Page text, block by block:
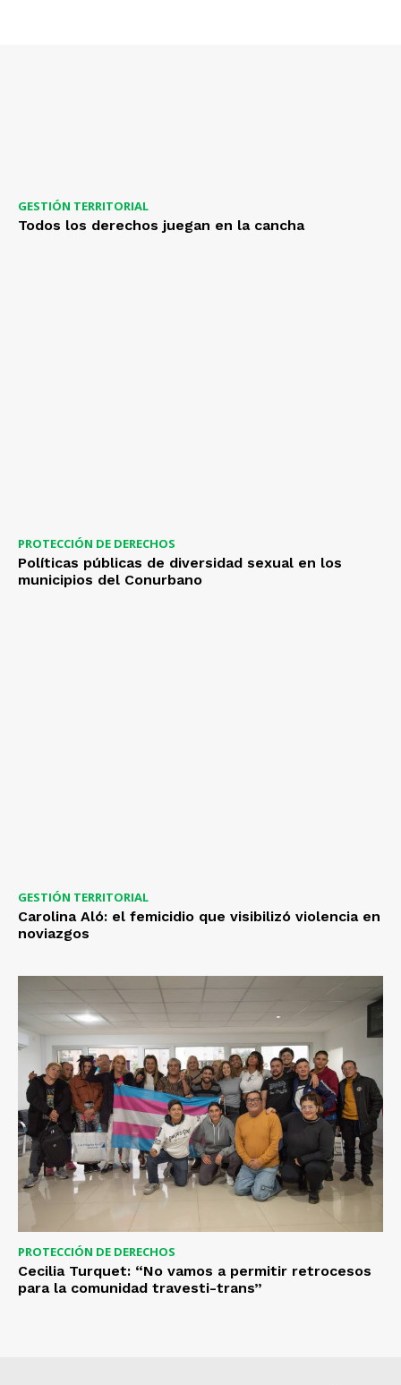
GESTIÓN TERRITORIAL
Todos los derechos juegan en la cancha
PROTECCIÓN DE DERECHOS
Políticas públicas de diversidad sexual en los
municipios del Conurbano
GESTIÓN TERRITORIAL
Carolina Aló: el femicidio que visibilizó violencia en
noviazgos
PROTECCIÓN DE DERECHOS
Cecilia Turquet: “No vamos a permitir retrocesos
para la comunidad travesti-trans”